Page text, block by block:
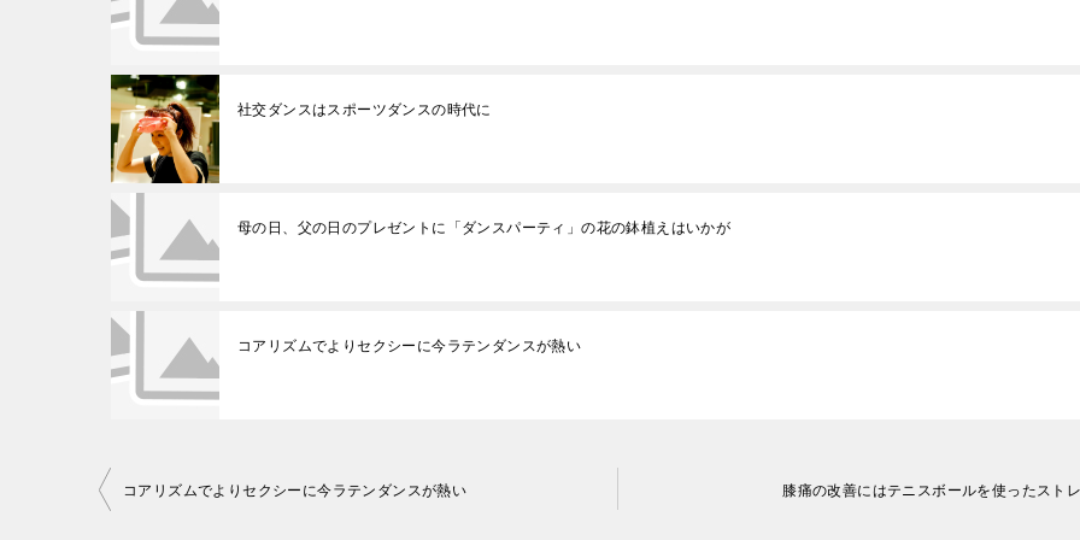
社交ダンスはスポーツダンスの時代に
母の日、父の日のプレゼントに「ダンスパーティ」の花の鉢植えはいかが
コアリズムでよりセクシーに今ラテンダンスが熱い
投
コアリズムでよりセクシーに今ラテンダンスが熱い 膝痛の改善にはテニスボールを使ったスト